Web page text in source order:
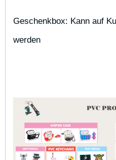
Geschenkbox: Kann auf
werden